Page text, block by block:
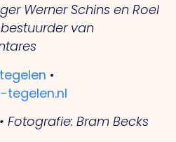
Werner Schins en Roel
van
•
tegelen.nl
Fotografie: Bram Becks